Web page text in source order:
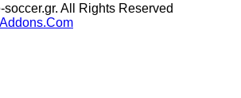
All Rights Reserved